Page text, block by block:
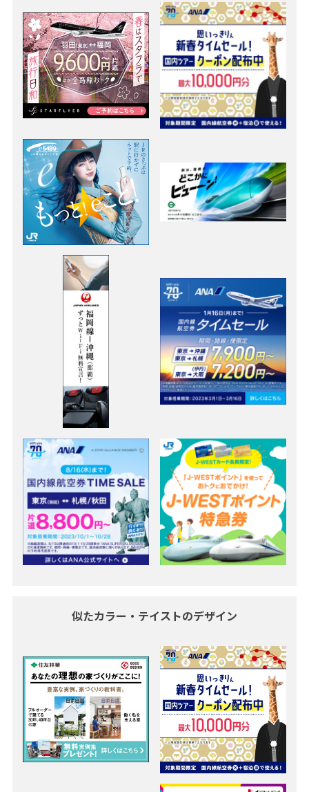
似たカラー・テイストのデザイン